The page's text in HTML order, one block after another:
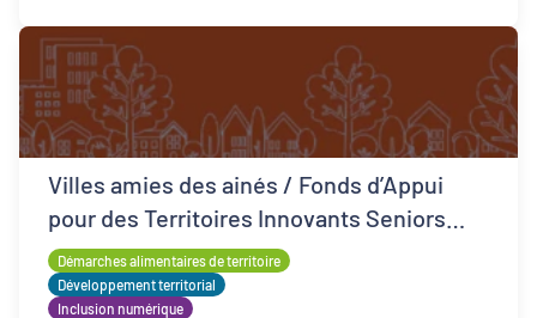
Villes amies des ainés / Fonds d’Appui
pour des Territoires Innovants Seniors
(FATIS)
Démarches alimentaires de territoire
Développement territorial
Inclusion numérique